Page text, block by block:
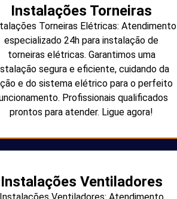
Instalações Torneiras
Torneiras Elétricas: Atendimento
especializado 24h para instalação de
torneiras elétricas. Garantimos uma
segura e eficiente, cuidando da
e do sistema elétrico para o perfeito
Profissionais qualificados
prontos para atender. Ligue agora!
Instalações Ventiladores
Instalações Ventiladores: Atendimento